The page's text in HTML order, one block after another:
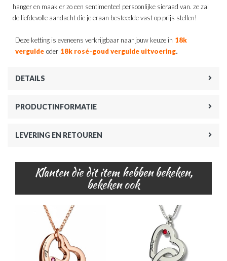
hanger en maak er zo een sentimenteel persoonlijke sieraad van. ze zal
de liefdevolle aandacht die je eraan besteedde vast op prijs stellen!
Deze ketting is eveneens verkrijgbaar naar jouw keuze in 18k
vergulde oder 18k rosé-goud vergulde uitvoering.
DETAILS
PRODUCTINFORMATIE
LEVERING EN RETOUREN
Klanten die dit item hebben bekeken,
bekeken ook